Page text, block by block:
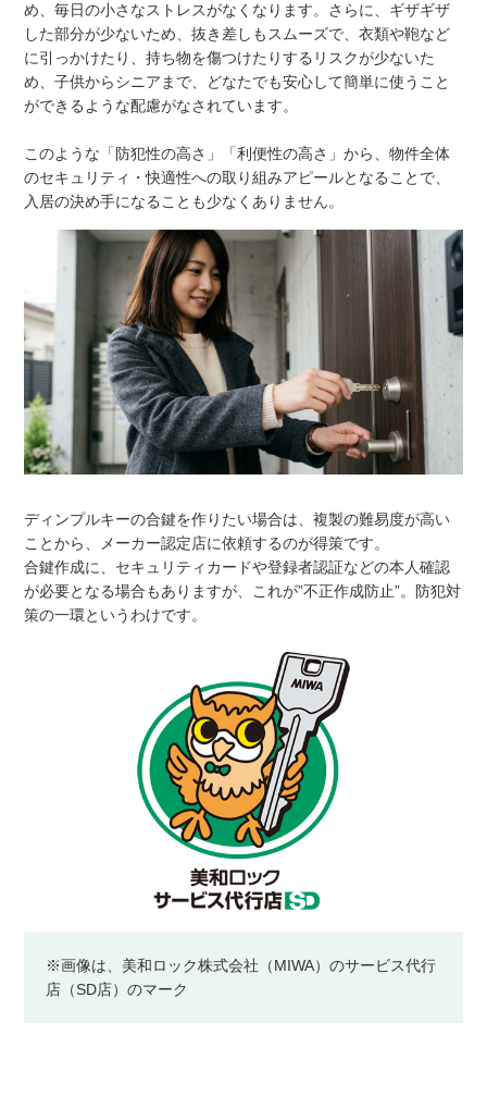
め、毎日の小さなストレスがなくなります。さらに、ギザギザ
した部分が少ないため、抜き差しもスムーズで、衣類や鞄など
に引っかけたり、持ち物を傷つけたりするリスクが少ないた
め、子供からシニアまで、どなたでも安心して簡単に使うこと
ができるような配慮がなされています。
このような「防犯性の高さ」「利便性の高さ」から、物件全体
のセキュリティ・快適性への取り組みアピールとなることで、
入居の決め手になることも少なくありません。
ディンプルキーの合鍵を作りたい場合は、複製の難易度が高い
ことから、メーカー認定店に依頼するのが得策です。
合鍵作成に、セキュリティカードや登録者認証などの本人確認
が必要となる場合もありますが、これが”不正作成防止”。防犯対
策の一環というわけです。
※画像は、美和ロック株式会社（MIWA）のサービス代行
店（SD店）のマーク